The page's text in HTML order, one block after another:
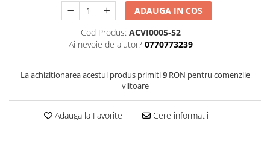
Bijuterii peridot
Bijuterii piatra soarelui
Bijuterii rodocrozit
ADAUGA IN COS
Cod Produs: ACVI0005-52
Ai nevoie de ajutor? 0770773239
La achizitionarea acestui produs primiti9RON pentru comenzile
viitoare
Adauga la Favorite Cere informatii